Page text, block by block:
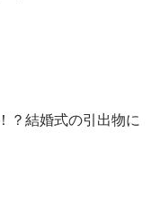
？結婚式の引出物に